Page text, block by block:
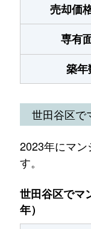
売却価
専有
築年
世田谷区で
2023年にマ
す。
世田谷区でマ
年）